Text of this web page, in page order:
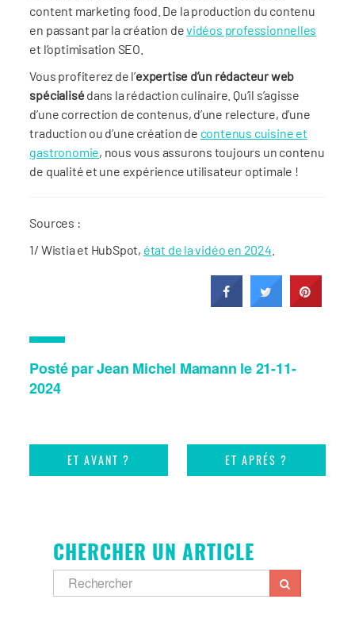
content marketing food. De la production du contenu
en passant par la création devidéos professionnelles
et l’optimisation SEO.
Vous profiterez de l’expertise d’un rédacteur web
spécialisédans la rédaction culinaire. Qu’il s’agisse
d’une correction de contenus, d’une relecture, d’une
traduction ou d’une création de contenus cuisine et
gastronomie, nous vous assurons toujours un contenu
de qualité et une expérience utilisateur optimale !
Sources :
1/ Wistia et HubSpot, état de la vidéo en 2024
Posté par Jean Michel Mamann le 21-11-
2024
ET AVANT ? ET APRÉS ?
CHERCHER UN ARTICLE